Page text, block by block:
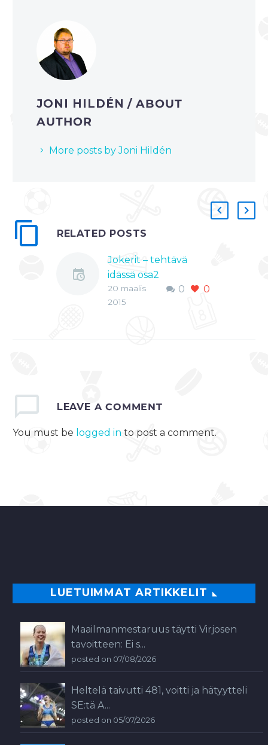
JONI HILDÉN/ ABOUT
AUTHOR
More posts by Joni Hildén
RELATED POSTS
Jokerit – tehtävä
idässä osa2
Helsingin Jokerit –
ensimmäinen kausi
debyyttikaudellaan…
0 0
20 maalis
2015
LEAVE A COMMENT
You must be logged in to post a comment.
LUETUIMMAT ARTIKKELIT
Maailmanmestaruus täytti Virjosen
tavoitteen: Ei s...
posted on 07/08/2026
Heltelä taivutti 481, voitti ja hätyytteli
SE:tä A...
posted on 05/07/2026